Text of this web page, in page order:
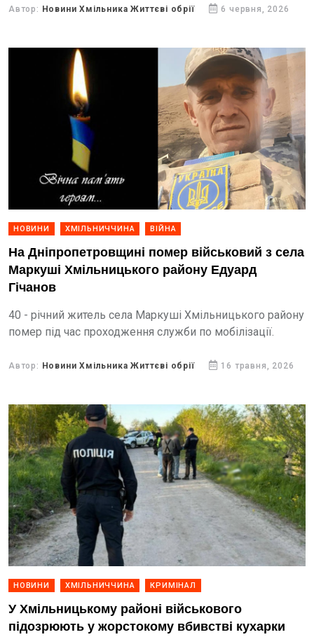
Автор: Новини Хмільника Життєві обрії 6 червня, 2026
НОВИНИ ХМІЛЬНИЧЧИНА ВІЙНА
На Дніпропетровщині помер військовий з села
Маркуші Хмільницького району Едуард
Гічанов
40 - річний житель села Маркуші Хмільницького району
помер під час проходження служби по мобілізації.
Автор: Новини Хмільника Життєві обрії 16 травня, 2026
НОВИНИ ХМІЛЬНИЧЧИНА КРИМІНАЛ
У Хмільницькому районі військового
підозрюють у жорстокому вбивстві кухарки